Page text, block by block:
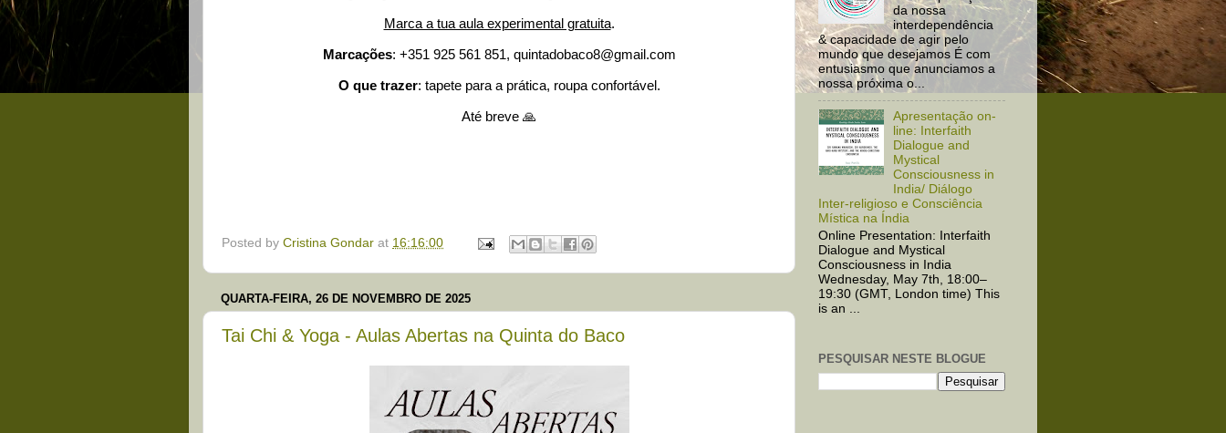
Marca a tua aula experimental gratuita.
Marcações: +351 925 561 851, quintadobaco8@gmail.com
O que trazer: tapete para a prática, roupa confortável.
Até breve 🙏
Posted by Cristina Gondar at 16:16:00
QUARTA-FEIRA, 26 DE NOVEMBRO DE 2025
Tai Chi & Yoga - Aulas Abertas na Quinta do Baco
da nossa
interdependência
& capacidade de agir pelo
mundo que desejamos É com
entusiasmo que anunciamos a
nossa próxima o...
Apresentação on-
line: Interfaith
Dialogue and
Mystical
Consciousness in
India/ Diálogo
Inter-religioso e Consciência
Mística na Índia
Online Presentation: Interfaith
Dialogue and Mystical
Consciousness in India
Wednesday, May 7th, 18:00–
19:30 (GMT, London time) This
is an ...
PESQUISAR NESTE BLOGUE